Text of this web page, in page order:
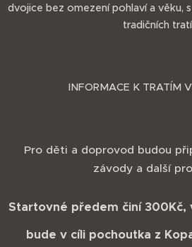
dvojice bez omezení pohlaví a věku,
tradičních
INFORMACE K TRATÍM
Pro děti a doprovod budou
závody a další
Startovné předem činí 300Kč,
bude v cíli pochoutka z